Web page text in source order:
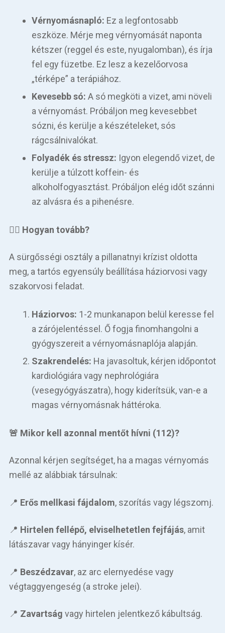
Vérnyomásnapló: Ez a legfontosabb
eszköze. Mérje meg vérnyomását naponta
kétszer (reggel és este, nyugalomban), és írja
fel egy füzetbe. Ez lesz a kezelőorvosa
„térképe” a terápiához.
Kevesebb só: A só megköti a vizet, ami növeli
a vérnyomást. Próbáljon meg kevesebbet
sózni, és kerülje a készételeket, sós
rágcsálnivalókat.
Folyadék és stressz: Igyon elegendő vizet, de
kerülje a túlzott koffein- és
alkoholfogyasztást. Próbáljon elég időt szánni
az alvásra és a pihenésre.
👨‍ ⚕️ Hogyan tovább?
A sürgősségi osztály a pillanatnyi krízist oldotta
meg, a tartós egyensúly beállítása háziorvosi vagy
szakorvosi feladat.
Háziorvos: 1-2 munkanapon belül keresse fel
a zárójelentéssel. Ő fogja finomhangolni a
gyógyszereit a vérnyomásnaplója alapján.
Szakrendelés: Ha javasoltuk, kérjen időpontot
kardiológiára vagy nephrológiára
(vesegyógyászatra), hogy kiderítsük, van-e a
magas vérnyomásnak háttéroka.
🚨 Mikor kell azonnal mentőt hívni (112)?
Azonnal kérjen segítséget, ha a magas vérnyomás
mellé az alábbiak társulnak:
📍 Erős mellkasi fájdalom, szorítás vagy légszomj.
📍 Hirtelen fellépő, elviselhetetlen fejfájás, amit
látászavar vagy hányinger kísér.
📍 Beszédzavar, az arc elernyedése vagy
végtaggyengeség (a stroke jelei).
📍 Zavartság vagy hirtelen jelentkező kábultság.